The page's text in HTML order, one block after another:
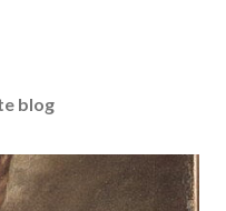
blog